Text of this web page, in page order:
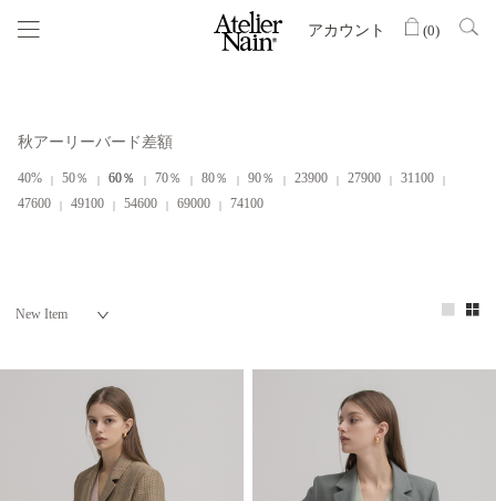
アカウント (0)
秋アーリーバード差額
40% 50％ 60％ 70％ 80％ 90％ 23900 27900
31100
47600
49100 54600 69000 74100